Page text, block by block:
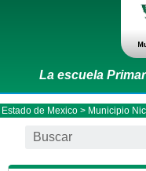
La escuela
Estado de Mexico> Municipio